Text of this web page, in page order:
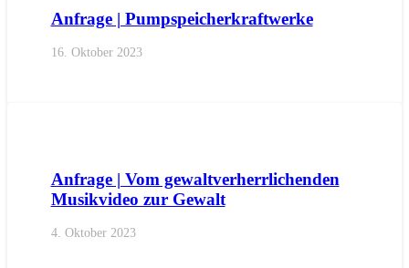
Anfrage | Pumpspeicherkraftwerke
16. Oktober 2023
Anfrage | Vom gewaltverherrlichenden
Musikvideo zur Gewalt
4. Oktober 2023